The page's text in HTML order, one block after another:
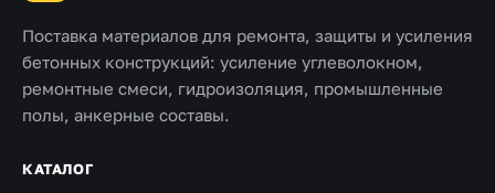
Поставка материалов для ремонта, защиты и усиления
бетонных конструкций: усиление углеволокном,
ремонтные смеси, гидроизоляция, промышленные
полы, анкерные составы.
КАТАЛОГ